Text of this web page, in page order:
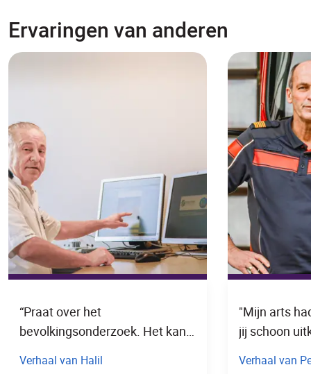
Ervaringen van anderen
“Praat over het
bevolkingsonderzoek. Het kan
Verhaal van Halil
"Mijn arts
jij schoon
Verhaal van